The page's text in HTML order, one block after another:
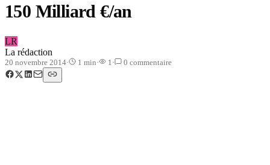
150 Milliard €/an
LR
La rédaction
20 novembre 2014· 1 min· 1 · 0 commentaire